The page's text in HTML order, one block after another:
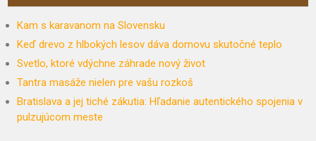
Kam s karavanom na Slovensku
Keď drevo z hlbokých lesov dáva domovu skutočné teplo
Svetlo, ktoré vdýchne záhrade nový život
Tantra masáže nielen pre vašu rozkoš
Bratislava a jej tiché zákutia: Hľadanie autentického spojenia v
pulzujúcom meste